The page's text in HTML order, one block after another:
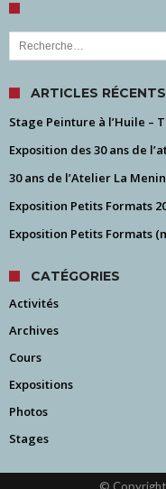
Rechercher :
ARTICLES RÉCENTS
Stage Peinture à l’Huile –
Exposition des 30 ans de
30 ans de l’Atelier La
Exposition Petits Formats
Exposition Petits Formats
CATÉGORIES
Activités
Archives
Cours
Expositions
Photos
Stages